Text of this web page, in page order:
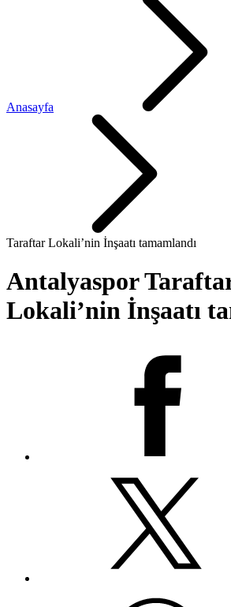
Anasayfa
Taraftar Lokali’nin İnşaatı tamamlandı
Antalyaspor
Lokali’nin İnşaatı